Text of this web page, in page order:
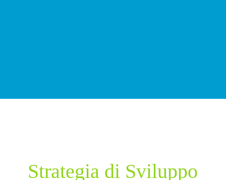
Strategia di Sviluppo